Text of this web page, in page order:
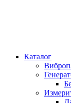
Каталог